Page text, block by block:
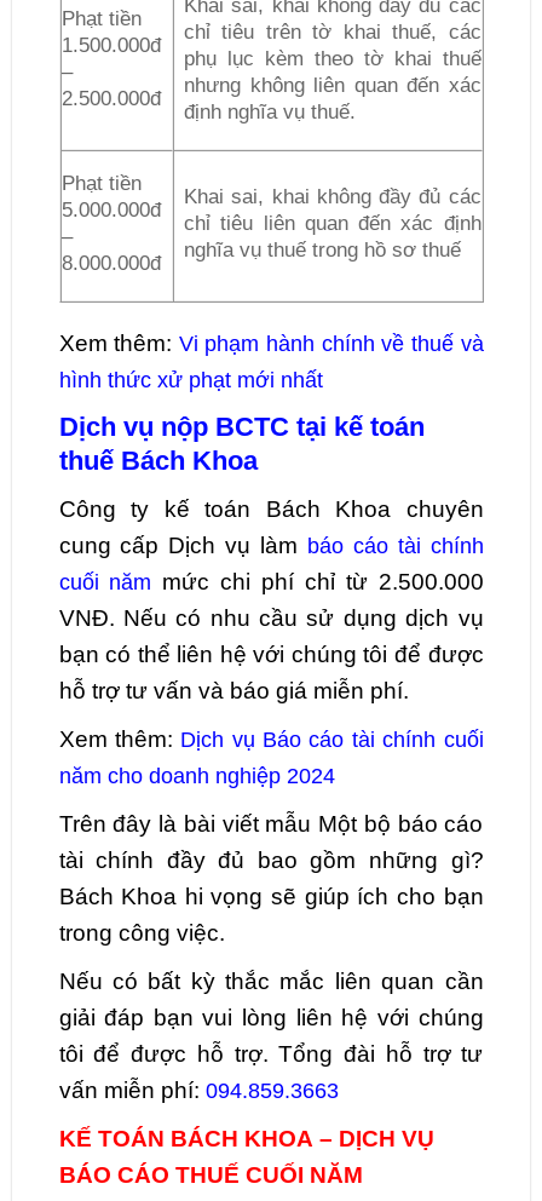
Phạt tiền
1.500.000đ
–
2.500.000đ
Khai sai, khai không đầy đủ các
chỉ tiêu trên tờ khai thuế, các
phụ lục kèm theo tờ khai thuế
nhưng không liên quan đến xác
định nghĩa vụ thuế.
Phạt tiền
5.000.000đ
–
8.000.000đ
Khai sai, khai không đầy đủ các
chỉ tiêu liên quan đến xác định
nghĩa vụ thuế trong hồ sơ thuế
Xem thêm: Vi phạm hành chính về thuế và
hình thức xử phạt mới nhất
Dịch vụ nộp BCTC tại kế toán
thuế Bách Khoa
Công ty kế toán Bách Khoa chuyên
cung cấp Dịch vụ làm báo cáo tài chính
cuối năm mức chi phí chỉ từ 2.500.000
VNĐ. Nếu có nhu cầu sử dụng dịch vụ
bạn có thể liên hệ với chúng tôi để được
hỗ trợ tư vấn và báo giá miễn phí.
Xem thêm: Dịch vụ Báo cáo tài chính cuối
năm cho doanh nghiệp 2024
Trên đây là bài viết mẫu Một bộ báo cáo
tài chính đầy đủ bao gồm những gì?
Bách Khoa hi vọng sẽ giúp ích cho bạn
trong công việc.
Nếu có bất kỳ thắc mắc liên quan cần
giải đáp bạn vui lòng liên hệ với chúng
tôi để được hỗ trợ. Tổng đài hỗ trợ tư
vấn miễn phí: 094.859.3663
KẾ TOÁN BÁCH KHOA – DỊCH VỤ
BÁO CÁO THUẾ CUỐI NĂM